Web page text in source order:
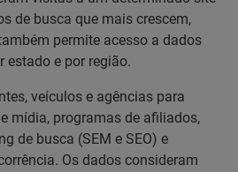
de busca que mais crescem,
permite acesso a dados
estado e por região.
veículos e agências para
mídia, programas de afiliados,
de busca (SEM e SEO) e
Os dados consideram